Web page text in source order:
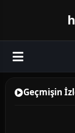
Geçmişin